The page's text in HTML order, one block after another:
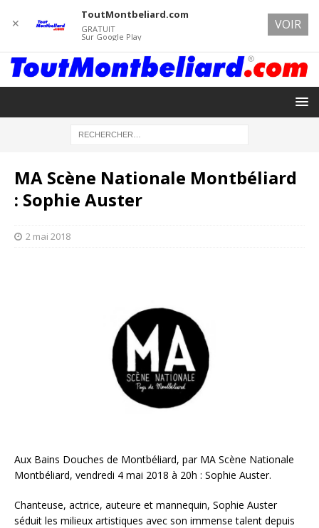
MA Scène Nationale Montbéliard
: Sophie Auster
2 mai 2018
Aux Bains Douches de Montbéliard, par MA Scène Nationale
Montbéliard, vendredi 4 mai 2018 à 20h : Sophie Auster.
Chanteuse, actrice, auteure et mannequin, Sophie Auster
séduit les milieux artistiques avec son immense talent depuis
✕
ToutMontbeliard.com
GRATUIT
Sur Google Play
VOIR